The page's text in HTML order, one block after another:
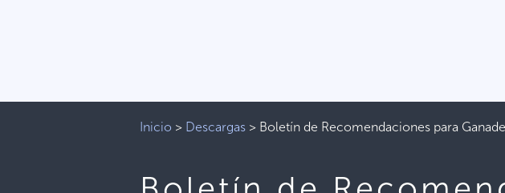
Inicio > Descargas > Boletín de Recomendaciones para